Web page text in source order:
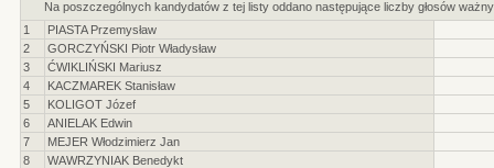
Na poszczególnych kandydatów z tej listy oddano następujące liczby głosów
1
PIASTA Przemysław
2
GORCZYŃSKI Piotr Władysław
3
ĆWIKLIŃSKI Mariusz
4
KACZMAREK Stanisław
5
KOLIGOT Józef
6
ANIELAK Edwin
7
MEJER Włodzimierz Jan
8
WAWRZYNIAK Benedykt